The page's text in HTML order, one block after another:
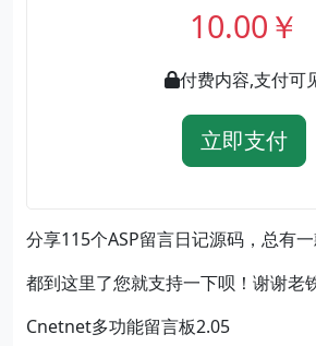
10.00￥
付费内容,支付可
立即支付
分享115个ASP留言日记源码，总有
都到这里了您就支持一下呗！谢谢老
Cnetnet多功能留言板2.05